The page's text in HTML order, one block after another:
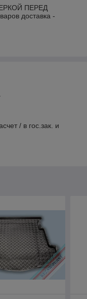
ПЕРЕД
доставка -
/ в гос.зак. и